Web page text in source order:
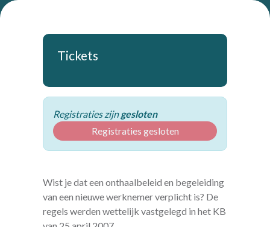
Tickets
Registraties zijngesloten
Registraties gesloten
Wist je dat een onthaalbeleid en begeleiding
van een nieuwe werknemer verplicht is? De
regels werden wettelijk vastgelegd in het KB